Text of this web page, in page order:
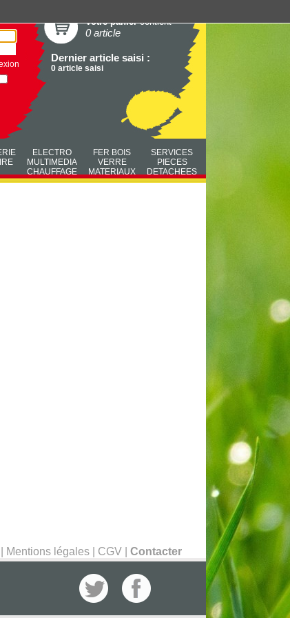
Votre paniercontient
0 article
Dernier article saisi :
0 article saisi
ELECTRO
MULTIMEDIA
CHAUFFAGE
FER BOIS
VERRE
MATERIAUX
SERVICES
PIECES
DETACHEES
Mentions légales CGV Contacter